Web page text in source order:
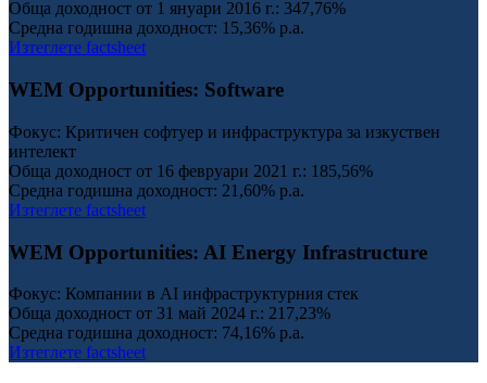
Обща доходност от 1 януари 2016 г.: 347,76%
Средна годишна доходност: 15,36% p.a.
Изтеглете factsheet
WEM Opportunities: Software
Фокус: Критичен софтуер и инфраструктура за изкуствен
интелект
Обща доходност от 16 февруари 2021 г.: 185,56%
Средна годишна доходност: 21,60% p.a.
Изтеглете factsheet
WEM Opportunities: AI Energy Infrastructure
Фокус: Компании в AI инфраструктурния стек
Обща доходност от 31 май 2024 г.: 217,23%
Средна годишна доходност: 74,16% p.a.
Изтеглете factsheet